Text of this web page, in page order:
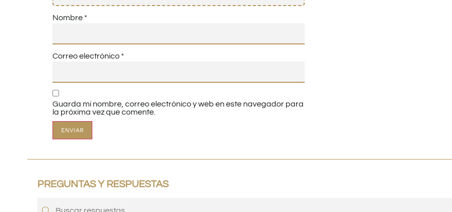
Nombre *
Correo electrónico *
Guarda mi nombre, correo electrónico y web en este navegador para
la próxima vez que comente.
PREGUNTAS Y RESPUESTAS